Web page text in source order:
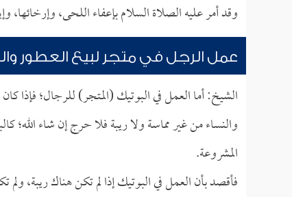
وقد أمر عليه الصلاة السلام بإعفاء اللحى، وإرخائها،
عمل الرجل في متجر لبيع العطور
الشيخ: أما العمل في البوتيك (المتجر) للرجال؛ فإذا
والنساء من غير مماسة ولا ريبة فلا حرج إن شاء
المشروعة.
فأقصد بأن العمل في البوتيك إذا لم تكن هناك ريبة،